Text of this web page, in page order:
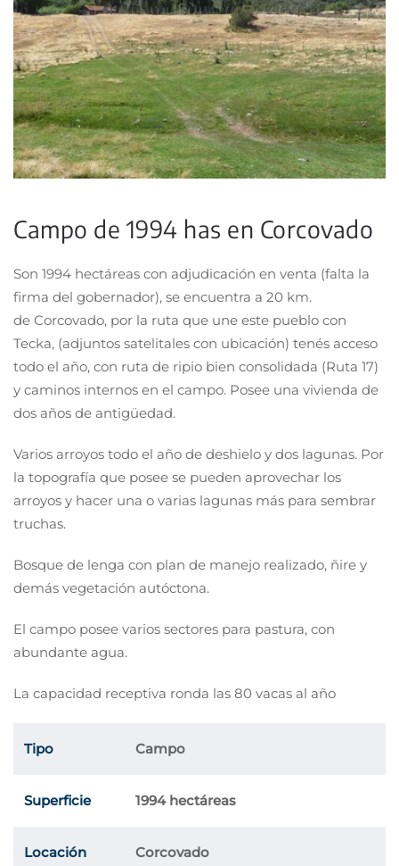
Campo de 1994 has en Corcovado
Son 1994 hectáreas con adjudicación en venta (falta la
firma del gobernador), se encuentra a 20 km.
de Corcovado, por la ruta que une este pueblo con
Tecka, (adjuntos satelitales con ubicación) tenés acceso
todo el año, con ruta de ripio bien consolidada (Ruta 17)
y caminos internos en el campo. Posee una vivienda de
dos años de antigüedad.
Varios arroyos todo el año de deshielo y dos lagunas. Por
la topografía que posee se pueden aprovechar los
arroyos y hacer una o varias lagunas más para sembrar
truchas.
Bosque de lenga con plan de manejo realizado, ñire y
demás vegetación autóctona.
El campo posee varios sectores para pastura, con
abundante agua.
La capacidad receptiva ronda las 80 vacas al año
Tipo Campo
Superficie 1994 hectáreas
Locación Corcovado